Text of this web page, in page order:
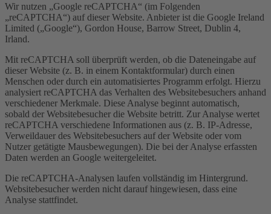
Wir nutzen „Google reCAPTCHA“ (im Folgenden
„reCAPTCHA“) auf dieser Website. Anbieter ist die Google Ireland
Limited („Google“), Gordon House, Barrow Street, Dublin 4,
Irland.
Mit reCAPTCHA soll überprüft werden, ob die Dateneingabe auf
dieser Website (z. B. in einem Kontaktformular) durch einen
Menschen oder durch ein automatisiertes Programm erfolgt. Hierzu
analysiert reCAPTCHA das Verhalten des Websitebesuchers anhand
verschiedener Merkmale. Diese Analyse beginnt automatisch,
sobald der Websitebesucher die Website betritt. Zur Analyse wertet
reCAPTCHA verschiedene Informationen aus (z. B. IP-Adresse,
Verweildauer des Websitebesuchers auf der Website oder vom
Nutzer getätigte Mausbewegungen). Die bei der Analyse erfassten
Daten werden an Google weitergeleitet.
Die reCAPTCHA-Analysen laufen vollständig im Hintergrund.
Websitebesucher werden nicht darauf hingewiesen, dass eine
Analyse stattfindet.